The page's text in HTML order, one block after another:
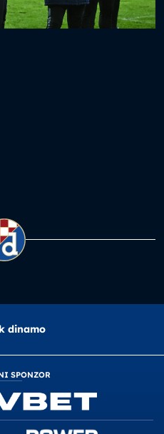
dinamo
SPONZOR